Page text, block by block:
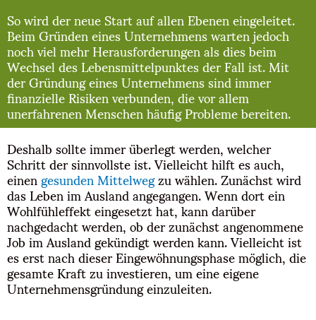
So wird der neue Start auf allen Ebenen eingeleitet.
Beim Gründen eines Unternehmens warten jedoch
noch viel mehr Herausforderungen als dies beim
Wechsel des Lebensmittelpunktes der Fall ist. Mit
der Gründung eines Unternehmens sind immer
finanzielle Risiken verbunden, die vor allem
unerfahrenen Menschen häufig Probleme bereiten.
Deshalb sollte immer überlegt werden, welcher
Schritt der sinnvollste ist. Vielleicht hilft es auch,
einengesunden Mittelwegzu wählen. Zunächst wird
das Leben im Ausland angegangen. Wenn dort ein
Wohlfühleffekt eingesetzt hat, kann darüber
nachgedacht werden, ob der zunächst angenommene
Job im Ausland gekündigt werden kann. Vielleicht ist
es erst nach dieser Eingewöhnungsphase möglich, die
gesamte Kraft zu investieren, um eine eigene
Unternehmensgründung einzuleiten.